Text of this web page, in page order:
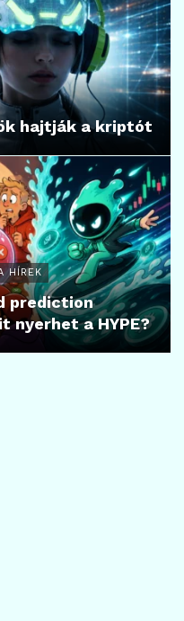
hajtják a kriptót
HÍREK
prediction
nyerhet a HYPE?